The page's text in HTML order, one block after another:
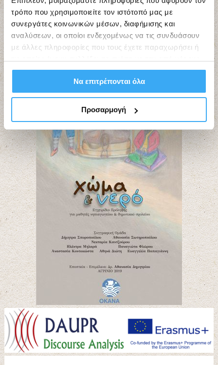
τρόπο που χρησιμοποιείτε τον ιστότοπό μας με
συνεργάτες κοινωνικών μέσων, διαφήμισης και
αναλύσεων, οι οποίοι ενδεχομένως να τις συνδυάσουν
με άλλες πληροφορίες που τους έχετε παραχωρήσει ή
σας χρήση των υπηρεσιών τους.
Να επιτρέπονται όλα
Προσαρμογή